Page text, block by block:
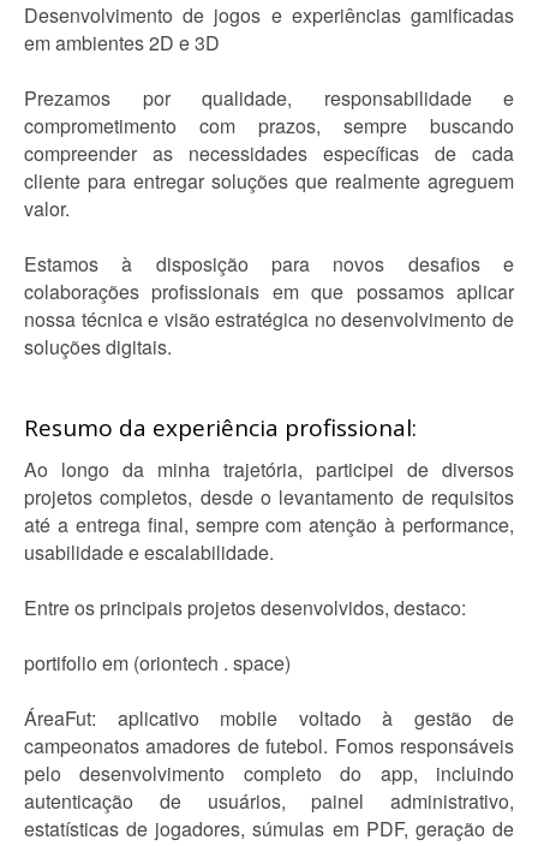
Desenvolvimento de jogos e experiências gamificadas
em ambientes 2D e 3D
Prezamos por qualidade, responsabilidade e
comprometimento com prazos, sempre buscando
compreender as necessidades específicas de cada
cliente para entregar soluções que realmente agreguem
valor.
Estamos à disposição para novos desafios e
colaborações profissionais em que possamos aplicar
nossa técnica e visão estratégica no desenvolvimento de
soluções digitais.
Resumo da experiência profissional:
Ao longo da minha trajetória, participei de diversos
projetos completos, desde o levantamento de requisitos
até a entrega final, sempre com atenção à performance,
usabilidade e escalabilidade.
Entre os principais projetos desenvolvidos, destaco:
portifolio em (oriontech . space)
ÁreaFut: aplicativo mobile voltado à gestão de
campeonatos amadores de futebol. Fomos responsáveis
pelo desenvolvimento completo do app, incluindo
autenticação de usuários, painel administrativo,
estatísticas de jogadores, súmulas em PDF, geração de